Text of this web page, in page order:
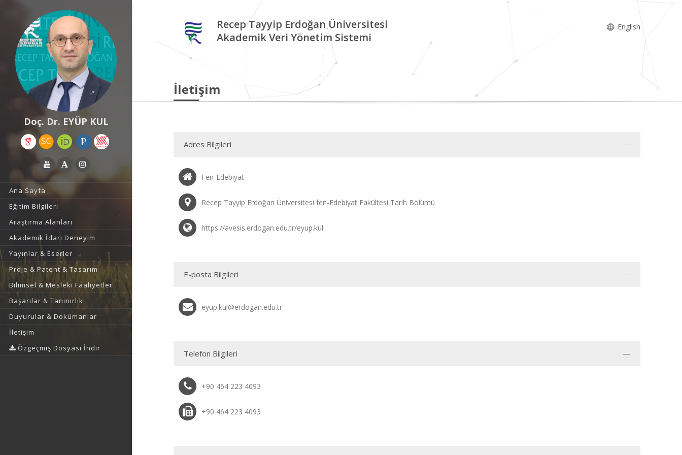
Doç. Dr. EYÜP KUL
Ana Sayfa
Eğitim Bilgileri
Araştırma Alanları
Akademik İdari Deneyim
Yayınlar & Eserler
Proje & Patent & Tasarım
Bilimsel & Mesleki Faaliyetler
Başarılar & Tanınırlık
Duyurular & Dokümanlar
İletişim
Özgeçmiş Dosyası İndir
Recep Tayyip Erdoğan Üniversitesi
Akademik Veri Yönetim Sistemi
English
İletişim
Adres Bilgileri
Fen-Edebiyat
Recep Tayyip Erdoğan Üniversitesi fen-Edebiyat Fakültesi Tarih Bölümü
https://avesis.erdogan.edu.tr/eyup.kul
E-posta Bilgileri
eyup.kul@erdogan.edu.tr
Telefon Bilgileri
+90 464 223 4093
+90 464 223 4093